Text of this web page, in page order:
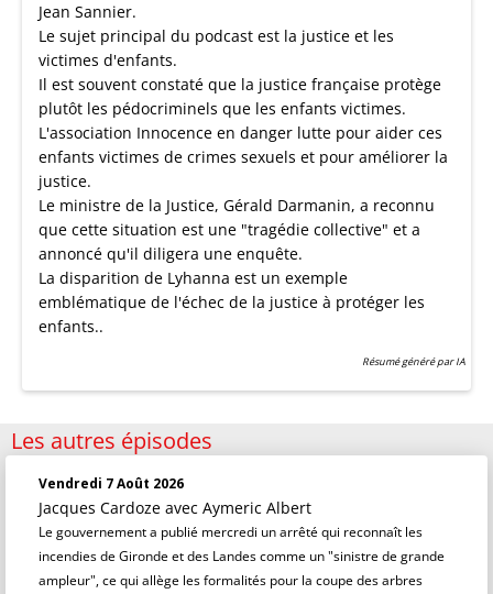
Jean Sannier.
Le sujet principal du podcast est la justice et les
victimes d'enfants.
Il est souvent constaté que la justice française protège
plutôt les pédocriminels que les enfants victimes.
L'association Innocence en danger lutte pour aider ces
enfants victimes de crimes sexuels et pour améliorer la
justice.
Le ministre de la Justice, Gérald Darmanin, a reconnu
que cette situation est une "tragédie collective" et a
annoncé qu'il diligera une enquête.
La disparition de Lyhanna est un exemple
emblématique de l'échec de la justice à protéger les
enfants..
Résumé généré par IA
Les autres épisodes
Vendredi 7 Août 2026
Jacques Cardoze avec Aymeric Albert
Le gouvernement a publié mercredi un arrêté qui reconnaît les
incendies de Gironde et des Landes comme un "sinistre de grande
ampleur", ce qui allège les formalités pour la coupe des arbres